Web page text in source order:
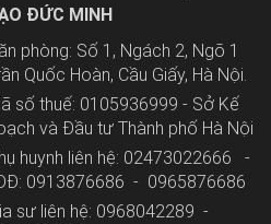
ĐỨC MINH
phòng: Số 1, Ngách 2, Ngõ 1
Quốc Hoàn, Cầu Giấy, Hà Nội.
số thuế: 0105936999 - Sở Kế
và Đầu tư Thành phố Hà Nội
huynh liên hệ: 02473022666 -
0913876686 - 0965876686
sư liên hệ: 0968042289 -